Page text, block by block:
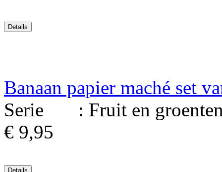
Banaan papier maché set
Serie : Fruit en
€ 9,95